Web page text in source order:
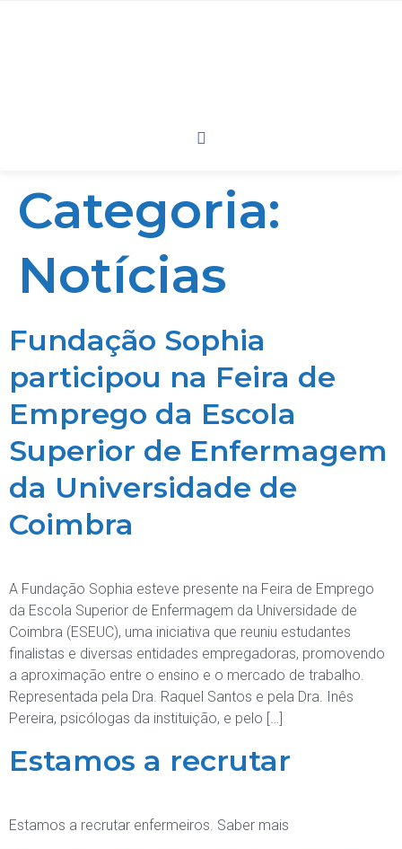
Categoria:
Notícias
Fundação Sophia
participou na Feira de
Emprego da Escola
Superior de Enfermagem
da Universidade de
Coimbra
A Fundação Sophia esteve presente na Feira de Emprego
da Escola Superior de Enfermagem da Universidade de
Coimbra (ESEUC), uma iniciativa que reuniu estudantes
finalistas e diversas entidades empregadoras, promovendo
a aproximação entre o ensino e o mercado de trabalho.
Representada pela Dra. Raquel Santos e pela Dra. Inês
Pereira, psicólogas da instituição, e pelo […]
Estamos a recrutar
Estamos a recrutar enfermeiros. Saber mais